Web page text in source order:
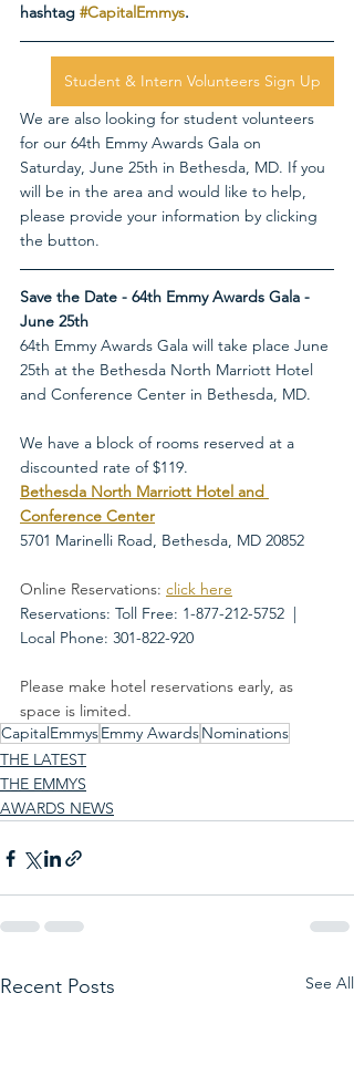
hashtag #CapitalEmmys.
Student & Intern Volunteers Sign Up
We are also looking for student volunteers
for our 64th Emmy Awards Gala on
Saturday, June 25th in Bethesda, MD. If you
will be in the area and would like to help,
please provide your information by clicking
the button.
Save the Date - 64th Emmy Awards Gala -
June 25th
64th Emmy Awards Gala will take place June
25th at the Bethesda North Marriott Hotel
and Conference Center in Bethesda, MD.
We have a block of rooms reserved at a
discounted rate of $119.
Bethesda North Marriott Hotel and
Conference Center
5701 Marinelli Road, Bethesda, MD 20852
Online Reservations: click here
Reservations: Toll Free: 1-877-212-5752  |
Local Phone: 301-822-920
Please make hotel reservations early, as
space is limited.
CapitalEmmysEmmy AwardsNominations
THE LATEST
THE EMMYS
AWARDS NEWS
Recent Posts See All